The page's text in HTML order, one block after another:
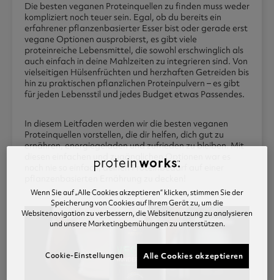
Die besten veganen Proteinquellen zu finden muss weder
kompliziert noch teuer sein. Egal, ob du bereits ein
erfahrener pflanzenbasierter Esser bist oder gerade erst
vegane Optionen ausprobierst, es gibt viele
proteinreiche Lebensmittel, die sowohl erschwinglich als
auch einfach in deine Mahlzeiten zu integrieren sind. Von
vielseitigen Hülsenfrüchten und herzhaften Getreiden bis
hin zu praktischen pflanzlichen Proteinpulvern – es gibt
für jeden Lebensstil und jedes Budget etwas Passendes.
In diesem Leitfaden werden wir die besten veganen
Proteinquellen vorstellen, die dir helfen, dich gut zu
ernähren, energiegeladen und zufrieden zu bleiben. Mit
diesen einfachen und zugänglichen Optionen war es
noch nie so einfach, deinen Proteinbedarf auf einer
Wenn Sie auf „Alle Cookies akzeptieren“ klicken, stimmen Sie der
Speicherung von Cookies auf Ihrem Gerät zu, um die
Websitenavigation zu verbessern, die Websitenutzung zu analysieren
und unsere Marketingbemühungen zu unterstützen.
Alle Cookies akzeptieren
Cookie-Einstellungen